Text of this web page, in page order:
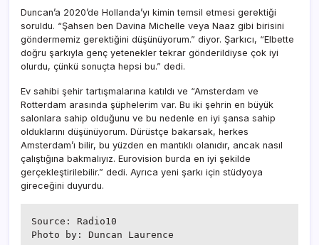
Duncan’a 2020’de Hollanda’yı kimin temsil etmesi gerektiği
soruldu. “Şahsen ben Davina Michelle veya Naaz gibi birisini
göndermemiz gerektiğini düşünüyorum.” diyor. Şarkıcı, “Elbette
doğru şarkıyla genç yetenekler tekrar gönderildiyse çok iyi
olurdu, çünkü sonuçta hepsi bu.” dedi.
Ev sahibi şehir tartışmalarına katıldı ve “Amsterdam ve
Rotterdam arasında şüphelerim var. Bu iki şehrin en büyük
salonlara sahip olduğunu ve bu nedenle en iyi şansa sahip
olduklarını düşünüyorum. Dürüstçe bakarsak, herkes
Amsterdam’ı bilir, bu yüzden en mantıklı olanıdır, ancak nasıl
çalıştığına bakmalıyız. Eurovision burda en iyi şekilde
gerçekleştirilebilir.” dedi. Ayrıca yeni şarkı için stüdyoya
gireceğini duyurdu.
Source: Radio10
Photo by: Duncan Laurence